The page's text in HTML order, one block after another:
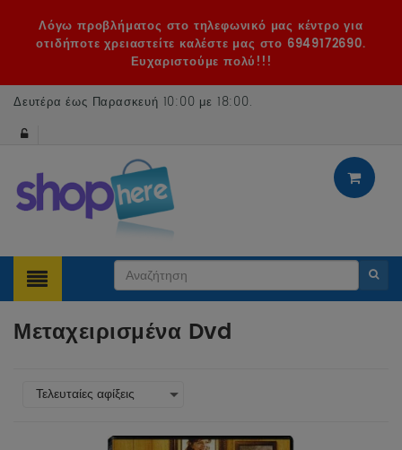
Λόγω προβλήματος στο τηλεφωνικό μας κέντρο για
οτιδήποτε χρειαστείτε καλέστε μας στο 6949172690.
Ευχαριστούμε πολύ!!!
Δευτέρα έως Παρασκευή 10:00 με 18:00.
Μεταχειρισμένα Dvd